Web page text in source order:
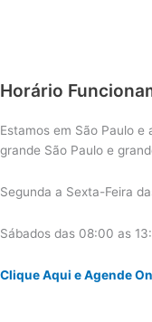
Horário
Estamos em São Paulo e
grande São Paulo e
Segunda a Sexta-Feira
Sábados das 08:00 as
Clique Aqui e Agende